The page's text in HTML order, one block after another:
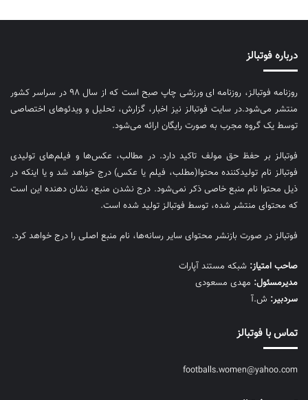
درباره فوتبالز
روزنامه فوتبالز، روزنامه ای ورزشی چاپ صبح است که از سال ۹۸ در سراسر کشور
منتشر می‌شود.در سایت فوتبالز نیز اخبار، گزارش، تحلیل و ویدئوهای اختصاصی
توسط یک گروه مجرب به صورت رایگان ارائه می‌شود.
فوتبالز بر حفظ حق مولف تاکید دارد. در مطالب، عکس‌ها و فیلم‌های تولیدی
فوتبالز نام تولیدکننده محتوا(مطلب، فیلم یا عکس) درج خواهد شد و یا اینکه در
ذیل محتوا نام منبع خاصی ذکر نمی‌‎شود. درج نشدن منبع، نشان دهنده این است
که محتوای منتشر شده، توسط فوتبالز تولید شده است.
فوتبالز در صورت بازنشر محتوای سایر رسانه‌ها، نام منبع اصلی را درج خواهد کرد.
صاحب امتیاز: شبکه مستند آپارات
مديرمسئول: مهدی مسعودی
سردبیر: ش.آ
تماس با فوتبالز
footballs.women@yahoo.com